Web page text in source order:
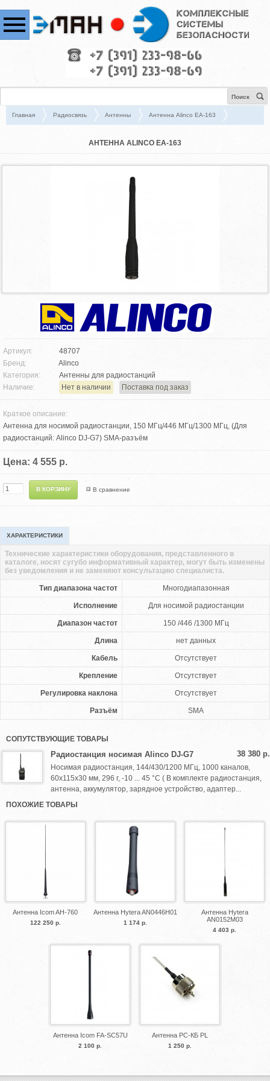
Поиск
Главная Радиосвязь Антенны Антенна Alinco EA-163
АНТЕННА ALINCO EA-163
Артикул:
48707
Бренд:
Alinco
Категория:
Антенны для радиостанций
Наличие:
Нет в наличии Поставка под заказ
Краткое описание:
Антенна для носимой радиостанции, 150 МГц/446 МГц/1300 МГц, (Для
радиостанций: Alinco DJ-G7) SMA-разъём
Цена: 4 555 р.
В сравнение
ХАРАКТЕРИСТИКИ
Тип диапазона частот Многодиапазонная
Исполнение Для носимой радиостанции
Диапазон частот 150 /446 /1300 МГц
Длина нет данных
Кабель Отсутствует
Крепление Отсутствует
Регулировка наклона Отсутствует
Разъём SMA
Технические характеристики оборудования, представленного в
каталоге, носят сугубо информативный характер, могут быть изменены
без уведомления и не заменяют консультацию специалиста.
СОПУТСТВУЮЩИЕ ТОВАРЫ
38 380 р.
Радиостанция носимая Alinco DJ-G7
Носимая радиостанция, 144/430/1200 МГц, 1000 каналов,
60x115x30 мм, 296 г, -10 ... 45 °С ( В комплекте радиостанция,
антенна, аккумулятор, зарядное устройство, адаптер...
ПОХОЖИЕ ТОВАРЫ
Антенна Icom AH-760
122 250 р.
Антенна Hytera AN0446H01
1 174 р.
Антенна Hytera
AN0152M03
4 403 р.
Антенна Icom FA-SC57U
2 100 р.
Антенна PC-КБ PL
1 250 р.